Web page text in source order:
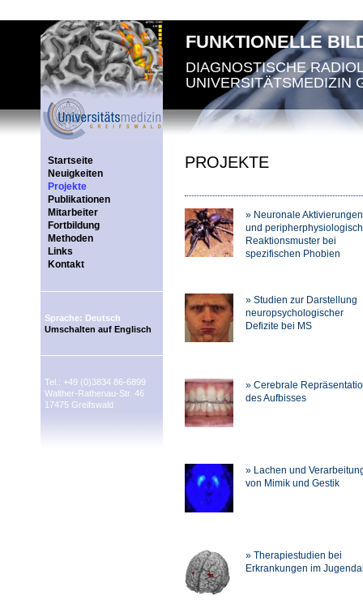
FUNKTIONELLE
DIAGNOSTISCHE
UNIVERSITÄTSMEDIZIN
Startseite
Neuigkeiten
Projekte
Publikationen
Mitarbeiter
Fortbildung
Methoden
Links
Kontakt
Sprache: Deutsch
Umschalten auf Englisch
Tel.: +49 (0)3834 86-6899
Walther-Rathenau-Str. 46
17475 Greifswald
PROJEKTE
» Neuronale Aktivierungen
und
Reaktionsmuster bei
spezifischen Phobien
» Studien zur Darstellung
neuropsychologischer
Defizite bei MS
» Cerebrale
des Aufbisses
» Lachen und
von Mimik und Gestik
» Therapiestudien bei
Erkrankungen im